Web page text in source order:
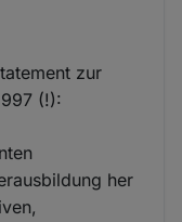
zur
(!):
her